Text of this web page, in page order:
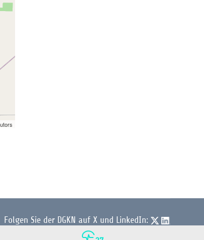
Folgen Sie der DGKN auf X und LinkedIn: